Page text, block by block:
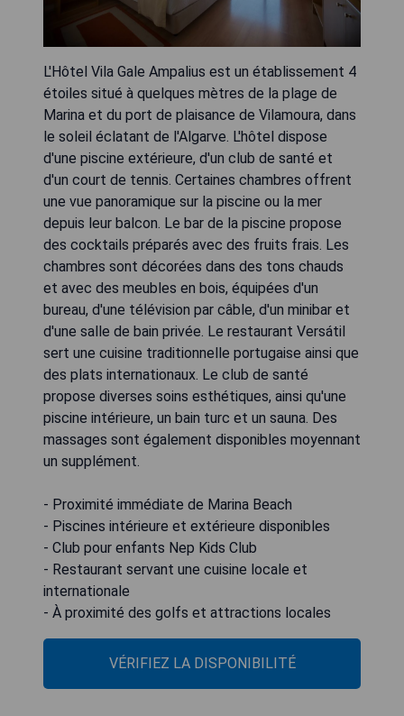
L'Hôtel Vila Gale Ampalius est un établissement 4
étoiles situé à quelques mètres de la plage de
Marina et du port de plaisance de Vilamoura, dans
le soleil éclatant de l'Algarve. L'hôtel dispose
d'une piscine extérieure, d'un club de santé et
d'un court de tennis. Certaines chambres offrent
une vue panoramique sur la piscine ou la mer
depuis leur balcon. Le bar de la piscine propose
des cocktails préparés avec des fruits frais. Les
chambres sont décorées dans des tons chauds
et avec des meubles en bois, équipées d'un
bureau, d'une télévision par câble, d'un minibar et
d'une salle de bain privée. Le restaurant Versátil
sert une cuisine traditionnelle portugaise ainsi que
des plats internationaux. Le club de santé
propose diverses soins esthétiques, ainsi qu'une
piscine intérieure, un bain turc et un sauna. Des
massages sont également disponibles moyennant
un supplément.
- Proximité immédiate de Marina Beach
- Piscines intérieure et extérieure disponibles
- Club pour enfants Nep Kids Club
- Restaurant servant une cuisine locale et
internationale
- À proximité des golfs et attractions locales
VÉRIFIEZ LA DISPONIBILITÉ